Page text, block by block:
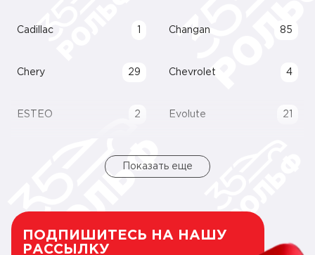
Cadillac Changan 85
Chery 29 Chevrolet 4
ESTEO 2 Evolute 21
Показать еще
ПОДПИШИТЕСЬ НА НАШУ
РАССЫЛКУ